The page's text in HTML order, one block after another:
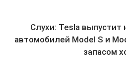
Слухи: Tesla
автомобилей Model S и
запасом